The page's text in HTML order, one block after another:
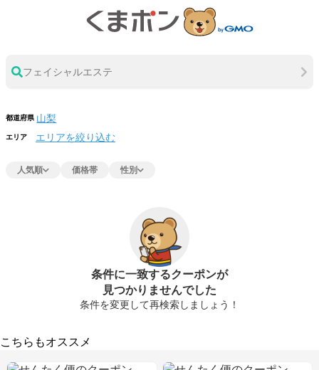
フェイシャルエステ
都道府県
エリア エリアを絞り込む
人気順 価格帯 性別
条件に一致するクーポンが
見つかりませんでした
条件を変更して再検索しましょう！
こちらもオススメ